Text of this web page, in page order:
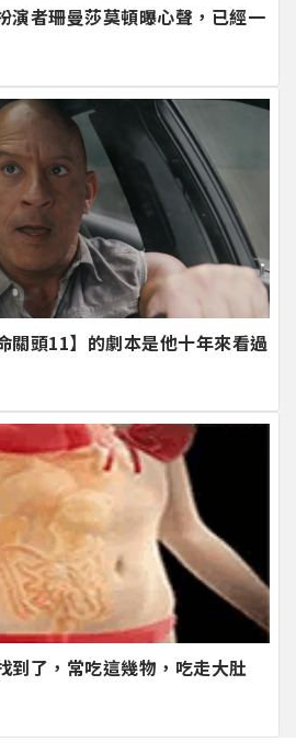
演者珊曼莎莫頓曝心聲，已經一
關頭11】的劇本是他十年來看過
到了，常吃這幾物，吃走大肚